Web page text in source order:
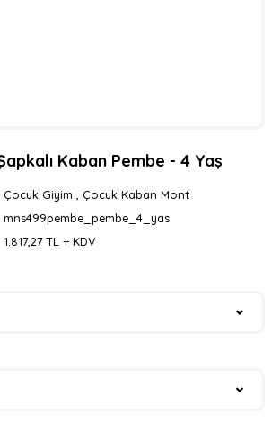
Kaban Pembe - 4 Yaş
Çocuk Giyim
Çocuk Kaban Mont
mns499pembe_pembe_4_yas
1.817,27 TL + KDV